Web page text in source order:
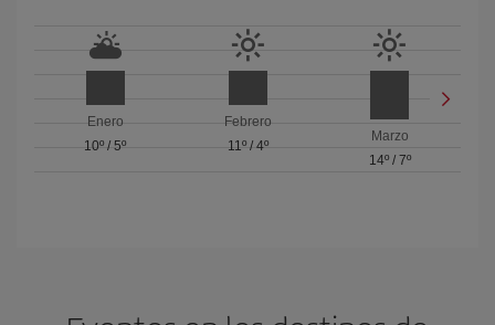
Enero
10º /5º
Febrero
11º/ 4º
Marzo
14º/ 7º